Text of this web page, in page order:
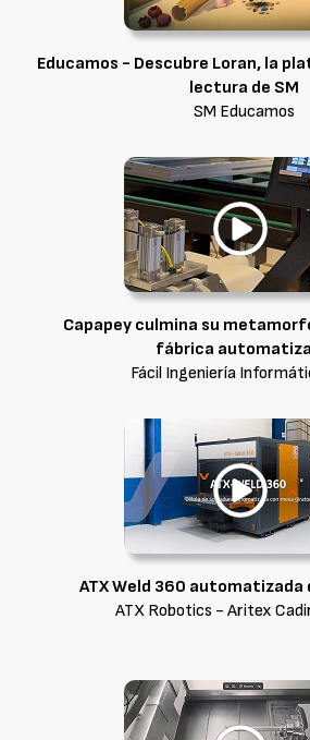
Educamos - Descubre Loran, la
lectura de SM
SM Educamos
Capapey culmina su
fábrica
Fácil Ingeniería
ATX Weld 360 automatizada
ATX Robotics - Aritex